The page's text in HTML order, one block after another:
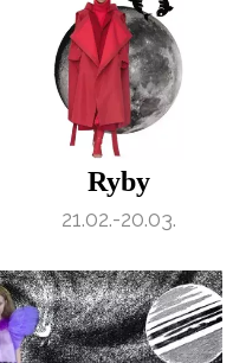
Ryby
21.02.-20.03.